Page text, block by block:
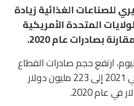
للصناعات الغذائية زيادة
المتحدة الأمريكية
ارتفع حجم صادرات القطاع
إلى الولايات المتحدة في 2021 إلى 223 مليون دولار